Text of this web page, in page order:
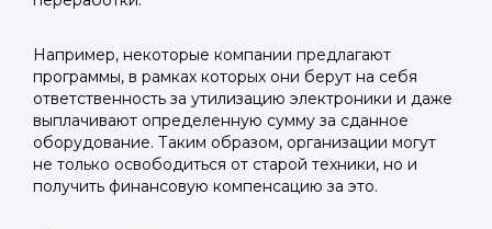
Отправить код
ВКонтакте
или подайте через форму на сайте
Войти в ЛК и заполнить форму
ВКонтакте
или подайте через форму на сайте
Войти в ЛК и заполнить форму
Например, некоторые компании предлагают
программы, в рамках которых они берут на себя
ответственность за утилизацию электроники и даже
выплачивают определенную сумму за сданное
оборудование. Таким образом, организации могут
не только освободиться от старой техники, но и
получить финансовую компенсацию за это.